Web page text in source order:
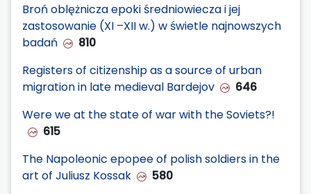
Broń oblężnicza epoki średniowiecza i jej
zastosowanie (XI –XII w.) w świetle najnowszych
badań
810
Registers of citizenship as a source of urban
migration in late medieval Bardejov
646
Were we at the state of war with the Soviets?!
615
The Napoleonic epopee of polish soldiers in the
art of Juliusz Kossak
580